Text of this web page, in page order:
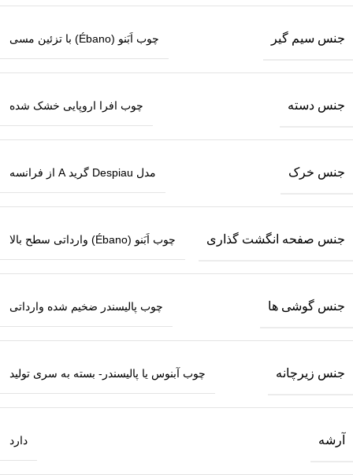
جنس سیم گیر چوب اَبَنو (Ébano) با تزئین مسی
جنس دسته چوب افرا اروپایی خشک شده
جنس خرک مدل Despiau گرید A از فرانسه
جنس صفحه انگشت گذاری چوب اَبَنو (Ébano) وارداتی سطح بالا
جنس گوشی ها چوب پالیسندر ضخیم‌ شده وارداتی
جنس زیرچانه چوب آبنوس یا پالیسندر- بسته به سری تولید
آرشه دارد